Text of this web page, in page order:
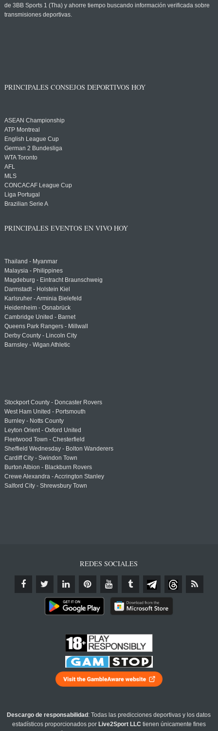
de 3BB Sports 1 (Tha) y ahorre tiempo buscando información verificada sobre
transmisiones deportivas.
PRINCIPALES CONSEJOS DEPORTIVOS HOY
ASEAN Championship
ATP Montreal
English League Cup
German 2 Bundesliga
WTA Toronto
AFL
MLS
CONCACAF League Cup
Liga Portugal
Brazilian Serie A
PRINCIPALES EVENTOS EN VIVO HOY
Thailand - Myanmar
Malaysia - Philippines
Magdeburg - Eintracht Braunschweig
Darmstadt - Holstein Kiel
Karlsruher - Arminia Bielefeld
Heidenheim - Osnabrück
Cambridge United - Barnet
Queens Park Rangers - Millwall
Derby County - Lincoln City
Barnsley - Wigan Athletic
Stockport County - Doncaster Rovers
West Ham United - Portsmouth
Burnley - Notts County
Leyton Orient - Oxford United
Fleetwood Town - Chesterfield
Sheffield Wednesday - Bolton Wanderers
Cardiff City - Swindon Town
Burton Albion - Blackburn Rovers
Crewe Alexandra - Accrington Stanley
Salford City - Shrewsbury Town
REDES SOCIALES
Descargo de responsabilidad : Todas las predicciones deportivas y los datos
estadísticos proporcionados por Live2Sport LLC tienen únicamente fines